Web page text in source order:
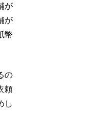
が
が
幣
の
頼
し